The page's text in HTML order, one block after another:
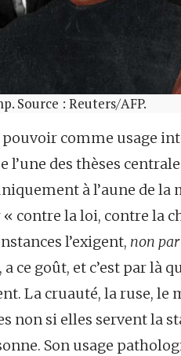
Source : Reuters/AFP.
comme usage
l’une des thèses
à l’aune de
contre la loi, contre la
l’exigent, non
ce goût, et c’est par là
La cruauté, la ruse, le
non si elles servent la
Son usage